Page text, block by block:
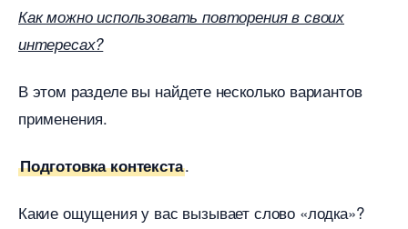
Как можно использовать повторения в своих
интересах?
этом разделе вы найдете несколько варианто
применения.
Подготовка контекста.
Какие ощущения у вас вызывает слово «лодка»?